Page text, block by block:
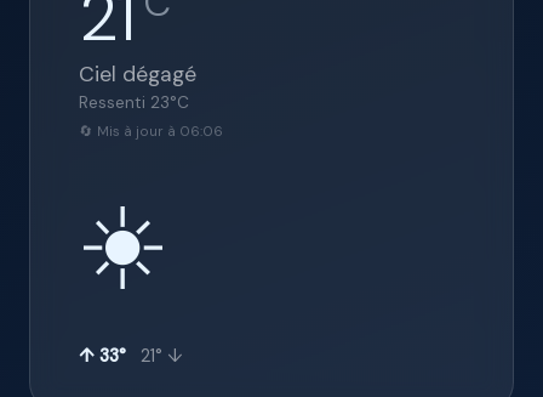
Ciel dégagé
Ressenti 23°C
🔄 Mis à jour à 06:06
☀️
↑ 33° 21° ↓